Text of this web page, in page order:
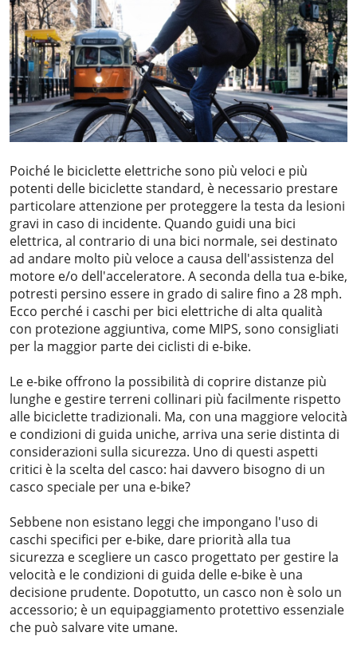
Poiché le biciclette elettriche sono più veloci e più
potenti delle biciclette standard, è necessario prestare
particolare attenzione per proteggere la testa da lesioni
gravi in ​​caso di incidente. Quando guidi una bici
elettrica, al contrario di una bici normale, sei destinato
ad andare molto più veloce a causa dell'assistenza del
motore e/o dell'acceleratore. A seconda della tua e-bike,
potresti persino essere in grado di salire fino a 28 mph.
Ecco perché i caschi per bici elettriche di alta qualità
con protezione aggiuntiva, come MIPS, sono consigliati
per la maggior parte dei ciclisti di e-bike.
Le e-bike offrono la possibilità di coprire distanze più
lunghe e gestire terreni collinari più facilmente rispetto
alle biciclette tradizionali. Ma, con una maggiore velocità
e condizioni di guida uniche, arriva una serie distinta di
considerazioni sulla sicurezza. Uno di questi aspetti
critici è la scelta del casco: hai davvero bisogno di un
casco speciale per una e-bike?
Sebbene non esistano leggi che impongano l'uso di
caschi specifici per e-bike, dare priorità alla tua
sicurezza e scegliere un casco progettato per gestire la
velocità e le condizioni di guida delle e-bike è una
decisione prudente. Dopotutto, un casco non è solo un
accessorio; è un equipaggiamento protettivo essenziale
che può salvare vite umane.